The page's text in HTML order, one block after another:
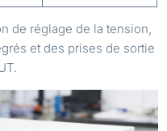
de réglage de la tension,
et des prises de sortie